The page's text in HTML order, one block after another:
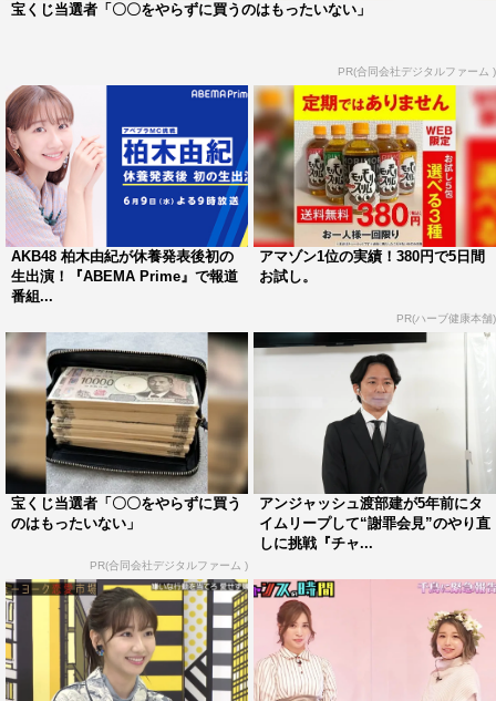
©AbemaTV, Inc.
ABEMA AKB48 TVLIFE
ケンドーコバヤシ 柏木由紀
宝くじ当選者「〇〇をやらずに買うのはもったいない」
PR(合同会社デジタルファーム )
AKB48 柏木由紀が休養発表後初の
生出演！『ABEMA Prime』で報道
番組...
アマゾン1位の実績！380円で5日間
お試し。
PR(ハーブ健康本舗)
宝くじ当選者「〇〇をやらずに買う
のはもったいない」
PR(合同会社デジタルファーム )
アンジャッシュ渡部建が5年前にタ
イムリープして“謝罪会見”のやり直
しに挑戦『チャ...